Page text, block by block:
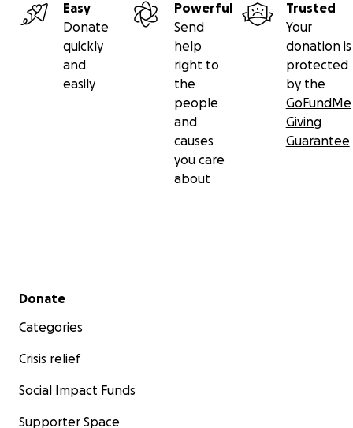
Easy
Donate
quickly
and
easily
Powerful
Send
help
right to
the
people
and
causes
you care
about
Trusted
Your
donation is
protected
by the
GoFundMe
Giving
Guarantee
Secondary menu
Donate
Categories
Crisis relief
Social Impact Funds
Supporter Space